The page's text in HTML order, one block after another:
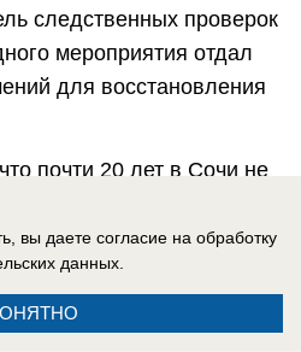
следственных проверок
мероприятия отдал
для восстановления
почти 20 лет в Сочи не
наркоманы.
вы даете согласие на обработку
данных.